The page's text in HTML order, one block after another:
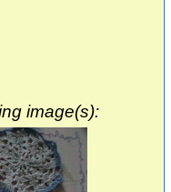
image(s):